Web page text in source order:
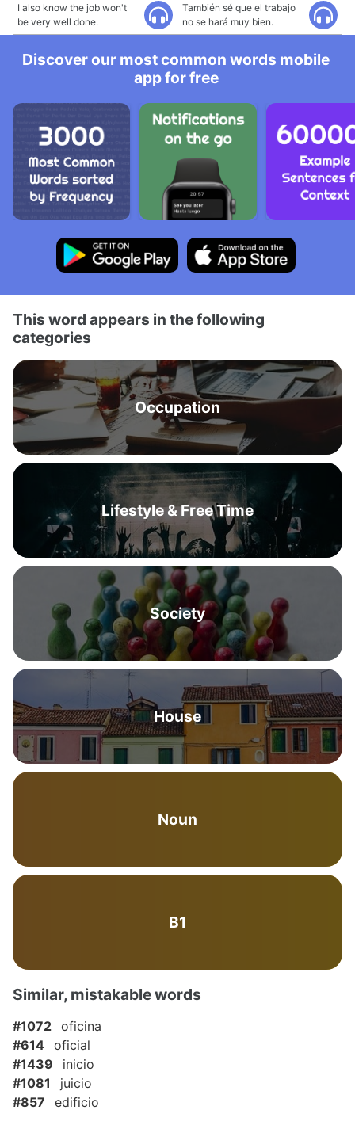
I also know the job won't
be very well done.
También sé que el trabajo
no se hará muy bien.
Discover our most common words mobile
app for free
This word appears in the following
categories
Occupation
Lifestyle & Free Time
Society
House
Noun
B1
Similar, mistakable words
#1072 oficina
#614 oficial
#1439
inicio
#1081
juicio
#857
edificio